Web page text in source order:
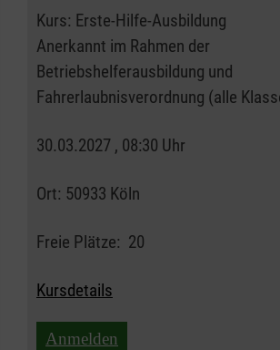
Kurs: Erste-Hilfe-Ausbildung
Anerkannt im Rahmen der
Betriebshelferausbildung und
Fahrerlaubnisverordnung (alle
30.03.2027 , 08:30 Uhr
Ort: 50933 Köln
Freie Plätze: 20
Kursdetails
Anmelden